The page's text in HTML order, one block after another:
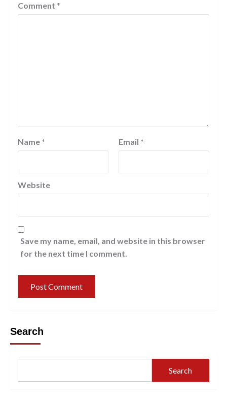
Comment *
Name * Email *
Website
Save my name, email, and website in this browser
for the next time I comment.
Search
Search